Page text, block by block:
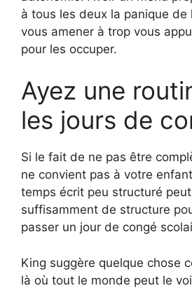
à tous les deux la panique de
vous amener à trop vous
pour les occuper.
Ayez une
les jours de
Si le fait de ne pas être
ne convient pas à votre
temps écrit peu structuré
suffisamment de structure
passer un jour de congé
King suggère quelque chose
là où tout le monde peut le